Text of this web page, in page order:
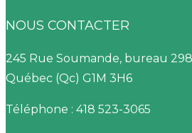
NOUS CONTACTER
245 Rue Soumande, bureau
Québec (Qc) G1M 3H6
Téléphone : 418 523-3065